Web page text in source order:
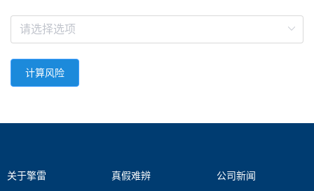
计算风险
关于擎雷
真假难辨
公司新闻